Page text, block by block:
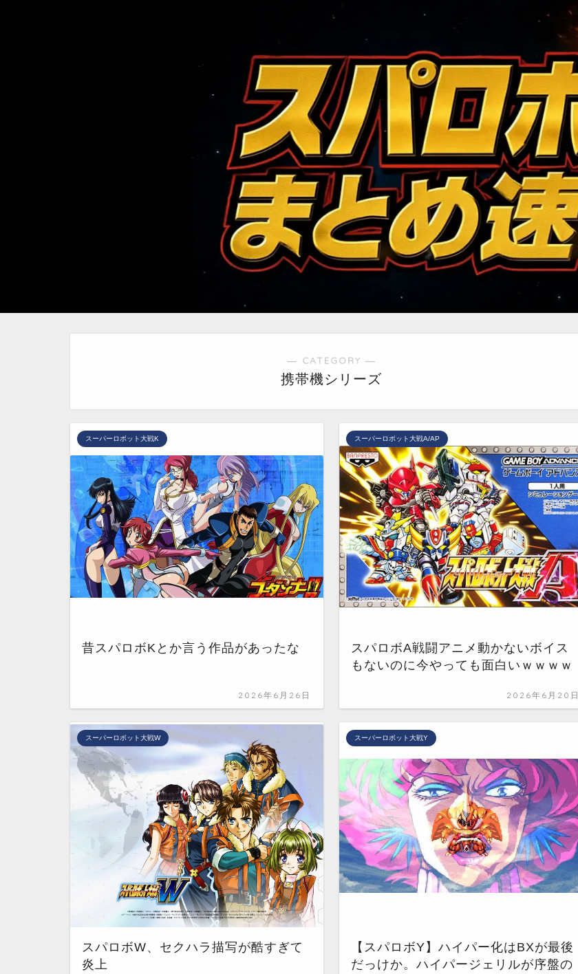
― CATEGORY ―
携帯機シリーズ
スーパーロボット大戦K
昔スパロボKとか言う作品があったな
2026年6月26日
スーパーロボット大戦A/AP
スパロボA戦闘アニメ動かないボイス
もないのに今やっても面白いｗｗｗｗ
2026年6月20日
スーパーロボット大戦W
スパロボW、セクハラ描写が酷すぎて
炎上
スーパーロボット大戦Y
【スパロボY】ハイパー化はBXが最後
だっけか。ハイパージェリルが序盤の